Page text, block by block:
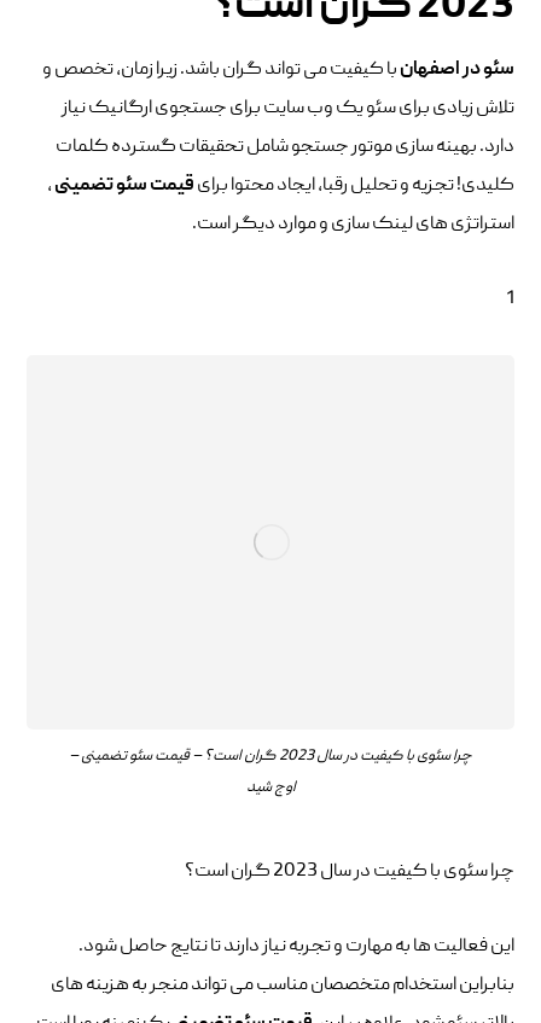
سئو در اصفهانبا کیفیت می تواند گران باشد. زیرا زمان، تخصص و
تلاش زیادی برای سئو یک وب سایت برای جستجوی ارگانیک نیاز
دارد. بهینه سازی موتور جستجو شامل تحقیقات گسترده کلمات
کلیدی! تجزیه و تحلیل رقبا، ایجاد محتوا برایقیمت سئو تضمینی،
استراتژی های لینک سازی و موارد دیگر است.
1
چرا سئوی با کیفیت در سال 2023 گران است؟ – قیمت سئو تضمینی –
اوج شید
چرا سئوی با کیفیت در سال 2023 گران است؟
این فعالیت ها به مهارت و تجربه نیاز دارند تا نتایج حاصل شود.
بنابراین استخدام متخصصان مناسب می تواند منجر به هزینه های